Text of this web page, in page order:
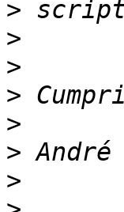
>
>
>
>
>
>
>